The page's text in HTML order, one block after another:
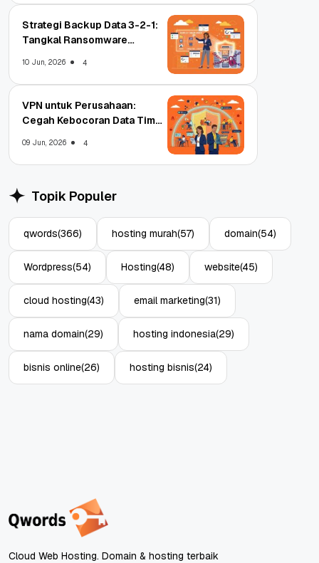
Strategi Backup Data 3-2-1:
Tangkal Ransomware
10 Jun, 2026 4
VPN untuk Perusahaan:
Cegah Kebocoran Data Tim
09 Jun, 2026 4
Topik Populer
qwords(366) hosting murah(57) domain(54)
Wordpress(54) Hosting(48) website(45)
cloud hosting(43) email marketing(31)
nama domain(29) hosting indonesia(29)
bisnis online(26) hosting bisnis(24)
Cloud Web Hosting. Domain & hosting terbaik